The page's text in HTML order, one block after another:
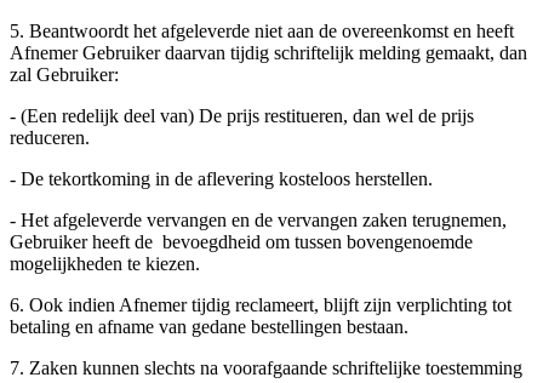
5. Beantwoordt het afgeleverde niet aan de overeenkomst en heeft
Afnemer Gebruiker daarvan tijdig schriftelijk melding gemaakt, dan
zal Gebruiker:
- (Een redelijk deel van) De prijs restitueren, dan wel de prijs
reduceren.
- De tekortkoming in de aflevering kosteloos herstellen.
- Het afgeleverde vervangen en de vervangen zaken terugnemen,
Gebruiker heeft de bevoegdheid om tussen bovengenoemde
mogelijkheden te kiezen.
6. Ook indien Afnemer tijdig reclameert, blijft zijn verplichting tot
betaling en afname van gedane bestellingen bestaan.
7. Zaken kunnen slechts na voorafgaande schriftelijke toestemming